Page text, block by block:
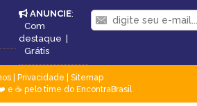
ANUNCIE:
Com
destaque |
Grátis
| Privacidade
Sitemap
e ☕ pelo time do EncontraBrasil